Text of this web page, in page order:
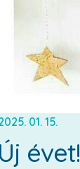
01. 15.
évet!